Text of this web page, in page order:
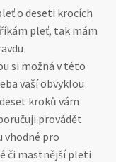
o deseti krocích
pleť, tak mám
si možná v této
vaší obvyklou
kroků vám
provádět
vhodné pro
či mastnější pleti